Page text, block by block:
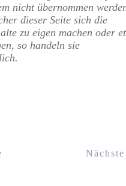
nicht übernommen
dieser Seite sich die
zu eigen machen oder
so handeln sie
Nächste